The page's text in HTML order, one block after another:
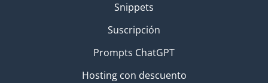
Snippets
Suscripción
Prompts ChatGPT
Hosting con descuento